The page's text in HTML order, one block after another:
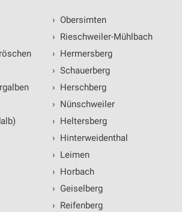
› Obersimten
› Rieschweiler-Mühlbach
› Hermersberg
› Schauerberg
› Herschberg
› Nünschweiler
› Heltersberg
› Hinterweidenthal
› Leimen
› Horbach
› Geiselberg
› Reifenberg
durch Statistiken oder
Daten zur Auswahl von
Standortdaten
aktiv angeforderten